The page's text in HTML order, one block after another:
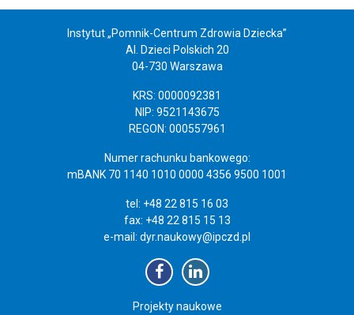
Instytut „Pomnik-Centrum Zdrowia Dziecka”
Al. Dzieci Polskich 20
04-730 Warszawa
KRS: 0000092381
NIP: 9521143675
REGON: 000557961
Numer rachunku bankowego:
mBANK 70 1140 1010 0000 4356 9500 1001
tel: +48 22 815 16 03
fax: +48 22 815 15 13
e-mail: dyr.naukowy@ipczd.pl
Projekty naukowe